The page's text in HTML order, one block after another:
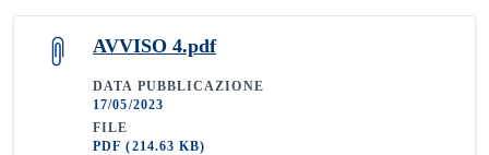
AVVISO 4.pdf
DATA PUBBLICAZIONE
17/05/2023
FILE
PDF(214.63 KB)